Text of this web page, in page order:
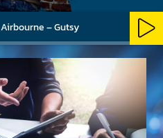
Airbourne – Gutsy